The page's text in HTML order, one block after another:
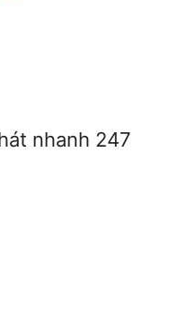
nhanh 247